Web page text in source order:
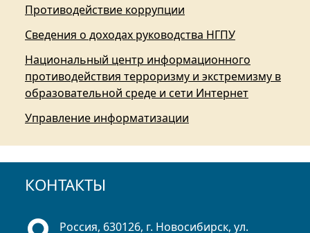
Противодействие коррупции
Сведения о доходах руководства НГПУ
Национальный центр информационного
противодействия терроризму и экстремизму в
образовательной среде и сети Интернет
Управление информатизации
КОНТАКТЫ
Россия, 630126, г. Новосибирск, ул.